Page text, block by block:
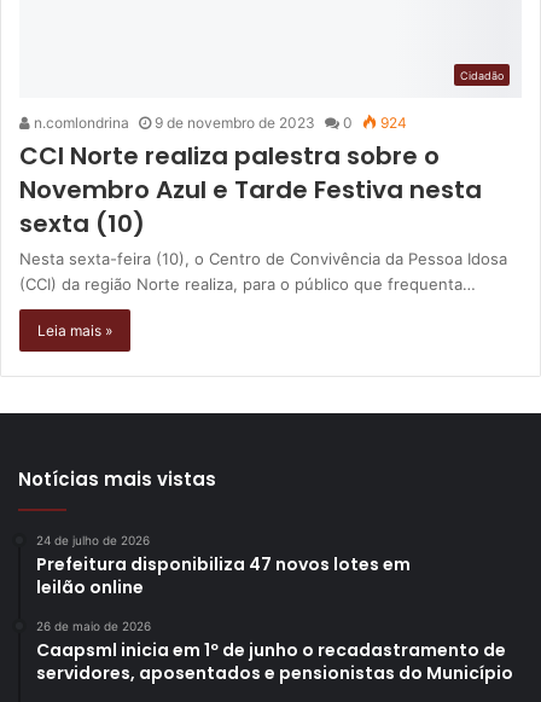
Cidadão
n.comlondrina 9 de novembro de 2023 0 924
CCI Norte realiza palestra sobre o
Novembro Azul e Tarde Festiva nesta
sexta (10)
Nesta sexta-feira (10), o Centro de Convivência da Pessoa Idosa
(CCI) da região Norte realiza, para o público que frequenta…
Leia mais »
Notícias mais vistas
24 de julho de 2026
Prefeitura disponibiliza 47 novos lotes em
leilão online
26 de maio de 2026
Caapsml inicia em 1º de junho o recadastramento de
servidores, aposentados e pensionistas do Município